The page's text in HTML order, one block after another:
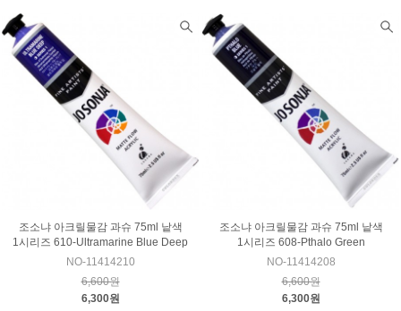
조소냐 아크릴물감 과슈 75ml 낱색
1시리즈 610-Ultramarine Blue Deep
NO-11414210
6,600원
6,300원
조소냐 아크릴물감 과슈 75ml 낱색
1시리즈 608-Pthalo Green
NO-11414208
6,600원
6,300원